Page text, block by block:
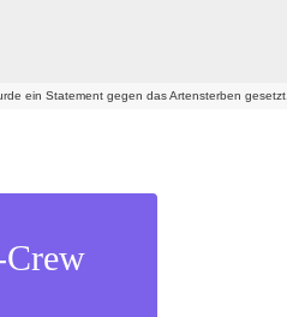
ein Statement gegen das Artensterben